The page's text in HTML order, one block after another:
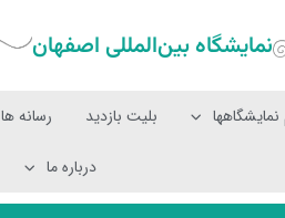
نمایشگاه بین‌المللی‌ اصفهان
نمایشگاهها بلیت بازدید رسانه ها
درباره ما